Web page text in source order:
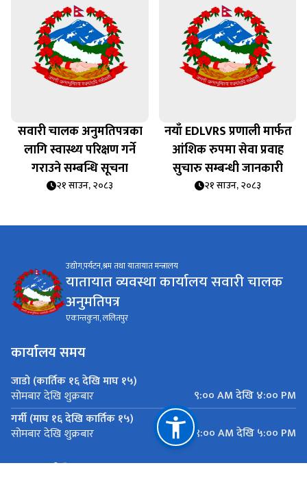
सवारी चालक अनुमतिपत्रका
लागि स्वास्थ्य परिक्षण गर्ने
गराउने सम्बन्धि सूचना
२१ साउन, २०८३
नयाँ EDLVRS प्रणाली मार्फत
आंशिक रुपमा सेवा प्रवाह
सुचारु सम्बन्धी जानकारी
२१ साउन, २०८३
उद्योग,पर्यटन,श्रम तथा यातायात मन्त्रालय
यातायात व्यवस्था कार्यालय सवारी चालक
अनुमतिपत्र
एकान्तकुना, ललितपुर
कार्यालय समय
जाडो (कार्तिक १६ देखि माघ १५)
सोमबार देखि शुक्रबार
९:०० AM देखि ४:०० PM
गर्मी (माघ १६ देखि कार्तिक १५)
सोमबार देखि शुक्रबार ९:०० AM देखि ५:०० PM
महत्त्वपूर्ण लिङ्कहरू